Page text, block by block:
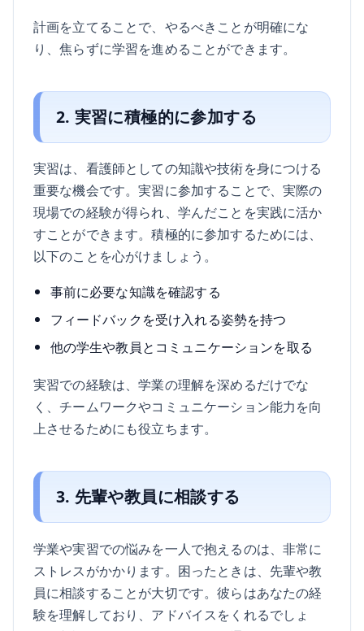
計画を立てることで、やるべきことが明確にな
り、焦らずに学習を進めることができます。
2. 実習に積極的に参加する
実習は、看護師としての知識や技術を身につける
重要な機会です。実習に参加することで、実際の
現場での経験が得られ、学んだことを実践に活か
すことができます。積極的に参加するためには、
以下のことを心がけましょう。
事前に必要な知識を確認する
フィードバックを受け入れる姿勢を持つ
他の学生や教員とコミュニケーションを取る
実習での経験は、学業の理解を深めるだけでな
く、チームワークやコミュニケーション能力を向
上させるためにも役立ちます。
3. 先輩や教員に相談する
学業や実習での悩みを一人で抱えるのは、非常に
ストレスがかかります。困ったときは、先輩や教
員に相談することが大切です。彼らはあなたの経
験を理解しており、アドバイスをくれるでしょ